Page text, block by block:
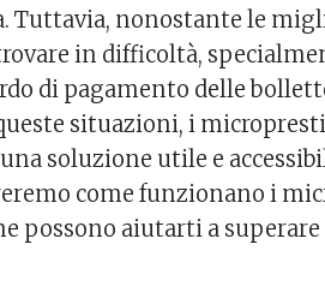
Tuttavia, nonostante le
in difficoltà,
di pagamento delle
situazioni, i
soluzione utile e
come funzionano i
possono aiutarti a